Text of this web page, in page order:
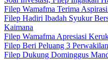
Filep Wamafma Terima
Filep Hadiri Ibadah Syukur
Kaimana
Filep Wamafma Apresiasi
Filep Beri Peluang 3
Filep Dukung Dominggus